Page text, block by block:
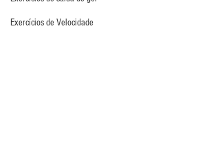
Exercícios de Velocidade